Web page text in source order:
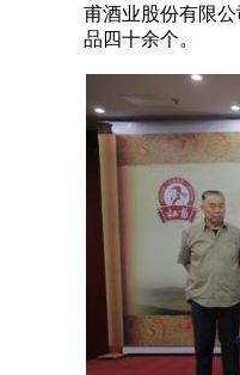
甫酒业股份有限
品四十余个。